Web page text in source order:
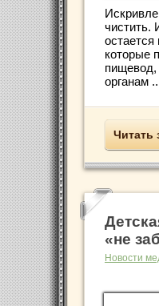
чистить.
остается
которые
пищевод,
органам
Читать
«не
Новости